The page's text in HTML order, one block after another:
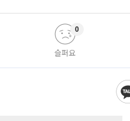
슬퍼요
0